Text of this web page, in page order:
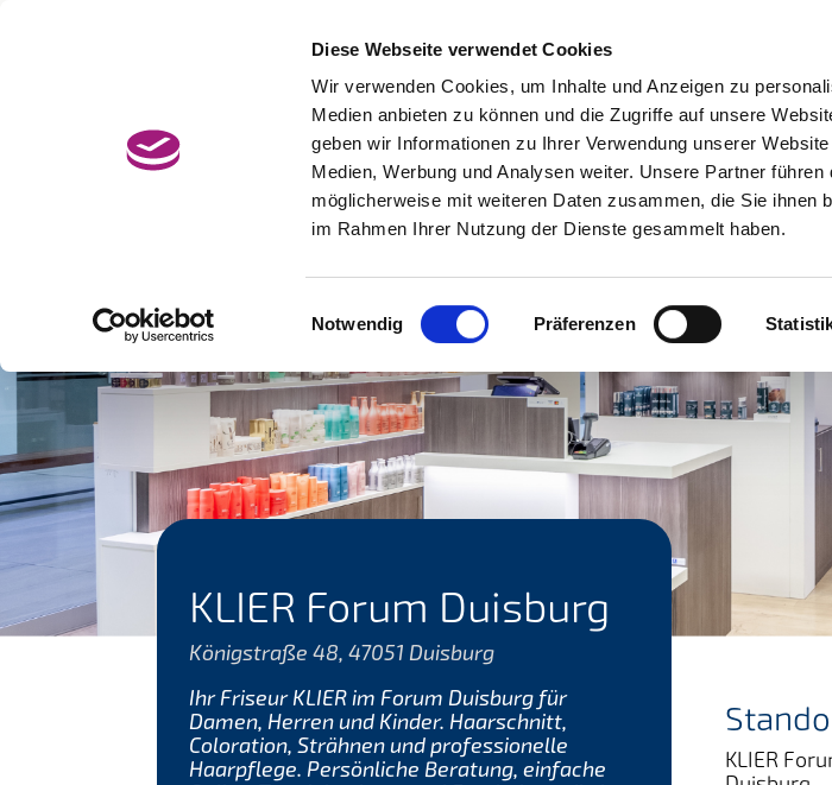
Diese Webseite verwendet Cookies
Wir verwenden Cookies, um Inhalte und Anzeigen zu
Medien anbieten zu können und die Zugriffe auf unsere
geben wir Informationen zu Ihrer Verwendung unserer
Medien, Werbung und Analysen weiter. Unsere Partner führen
möglicherweise mit weiteren Daten zusammen, die Sie ihnen
im Rahmen Ihrer Nutzung der Dienste gesammelt haben.
Einwilligungsauswahl
Notwendig Präferenzen
Jetzt Termin buchen BonusCard
KLIER Forum Duisburg
Königstraße 48, 47051 Duisburg
Ihr Friseur KLIER im Forum Duisburg für
Damen, Herren und Kinder. Haarschnitt,
Coloration, Strähnen und professionelle
Haarpflege. Persönliche Beratung, einfache
KLIER